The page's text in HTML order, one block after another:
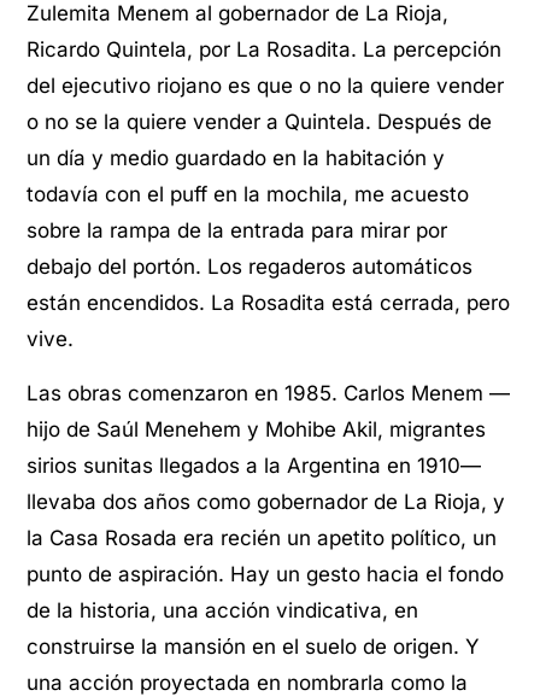
Zulemita Menem al gobernador de La Rioja,
Ricardo Quintela, por La Rosadita. La percepción
del ejecutivo riojano es que o no la quiere vender
o no se la quiere vender a Quintela. Después de
un día y medio guardado en la habitación y
todavía con el puff en la mochila, me acuesto
sobre la rampa de la entrada para mirar por
debajo del portón. Los regaderos automáticos
están encendidos. La Rosadita está cerrada, pero
vive.
Las obras comenzaron en 1985. Carlos Menem —
hijo de Saúl Menehem y Mohibe Akil, migrantes
sirios sunitas llegados a la Argentina en 1910—
llevaba dos años como gobernador de La Rioja, y
la Casa Rosada era recién un apetito político, un
punto de aspiración. Hay un gesto hacia el fondo
de la historia, una acción vindicativa, en
construirse la mansión en el suelo de origen. Y
una acción proyectada en nombrarla como la